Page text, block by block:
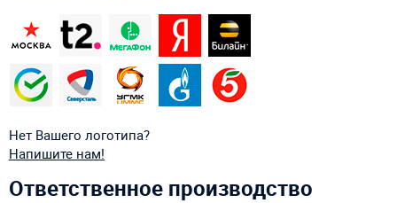
Нет Вашего логотипа?
Напишите нам!
Ответственное производство